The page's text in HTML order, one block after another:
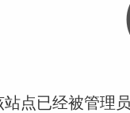
站点已经被管理